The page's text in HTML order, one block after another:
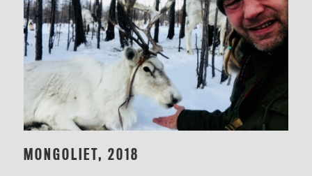
MONGOLIET, 2018